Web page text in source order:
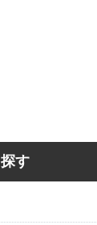
す